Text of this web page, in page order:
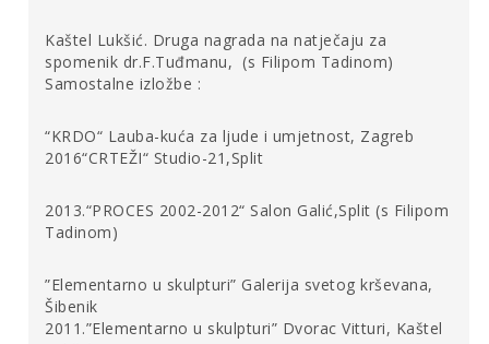
Glava bika (Pablo Picasso, 1942.), Bik(Vojin Bakić, 1950.),
Jelen II (Ljubav)(Dušan Džamonja, 1957.) i slični, prići s
dozom suzdržanosti zbog „prevrtljive“ naravi „kolektivnog
može, prema studiji Gustavea Le Bona o „masi“ (ljudske
gomile, hrpe, krda), označavati i jednu „homogenu“, uvijek
(otpuštanje „moždane aktivnosti“), a „transformacija
sentimenata“ (priklanjanje određenoj vrsti skupnog
biti jednako „i herojska i kriminalna“.
U uvodnome monologu o medijskoj pripadnostiKrda
Kaštel Lukšić. Druga nagrada na natječaju za
spomenik dr.F.Tuđmanu, (s Filipom Tadinom)
Samostalne izložbe :
“KRDO“ Lauba-kuća za ljude i umjetnost, Zagreb
2016“CRTEŽI“ Studio-21,Split
2013.“PROCES 2002-2012“ Salon Galić,Split (s Filipom
Tadinom)
”Elementarno u skulpturi” Galerija svetog krševana,
Šibenik
2011.”Elementarno u skulpturi” Dvorac Vitturi, Kaštel